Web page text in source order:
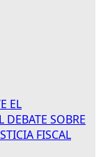
EL
DEBATE SOBRE
FISCAL